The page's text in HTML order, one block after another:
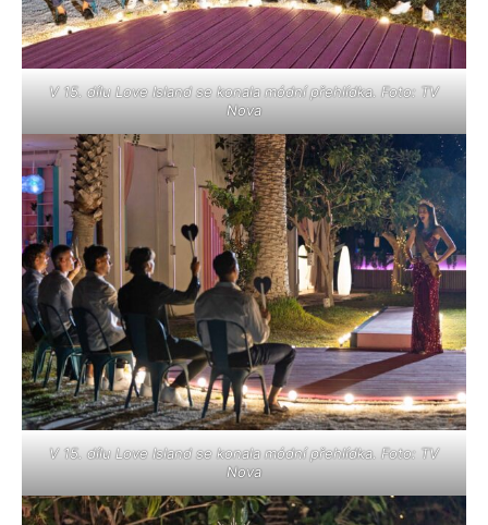
V 15. dílu Love Island se konala módní přehlídka. Foto: TV
Nova
V 15. dílu Love Island se konala módní přehlídka. Foto: TV
Nova